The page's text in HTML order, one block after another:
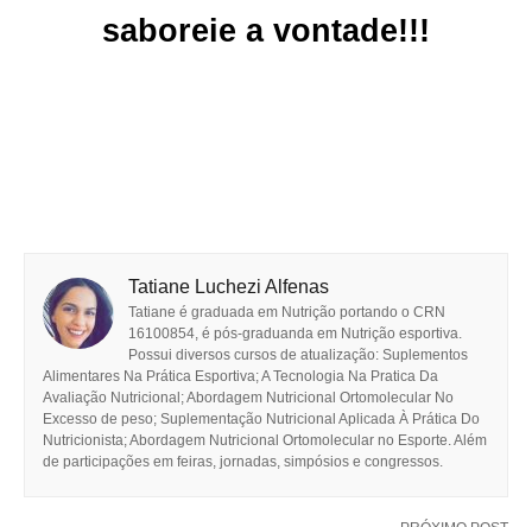
saboreie a vontade!!!
Tatiane Luchezi Alfenas
Tatiane é graduada em Nutrição portando o CRN
16100854, é pós-graduanda em Nutrição esportiva.
Possui diversos cursos de atualização: Suplementos
Alimentares Na Prática Esportiva; A Tecnologia Na Pratica Da
Avaliação Nutricional; Abordagem Nutricional Ortomolecular No
Excesso de peso; Suplementação Nutricional Aplicada À Prática Do
Nutricionista; Abordagem Nutricional Ortomolecular no Esporte. Além
de participações em feiras, jornadas, simpósios e congressos.